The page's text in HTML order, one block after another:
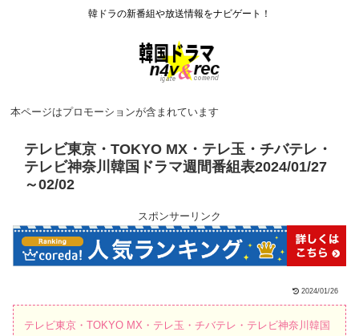
韓ドラの新番組や放送情報をナビゲート！
本ページはプロモーションが含まれています
テレビ東京・TOKYO MX・テレ玉・チバテレ・
テレビ神奈川韓国ドラマ週間番組表2024/01/27
～02/02
スポンサーリンク
2024/01/26
テレビ東京・TOKYO MX・テレ玉・チバテレ・テレビ神奈川韓国